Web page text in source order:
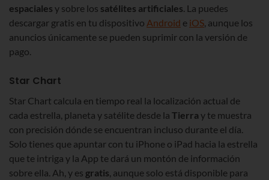
espaciales y sobre los satélites artificiales. La puedes
descargar gratis en tu dispositivo Android e iOS, aunque los
anuncios únicamente se pueden suprimir con la versión de
pago.
Star Chart
Star Chart calcula en tiempo real la localización actual de
cada estrella, planeta y satélite desde la Tierra y te muestra
con precisión dónde se encuentran incluso durante el día.
Solo tienes que apuntar con tu iPhone o iPad hacia la estrella
que te intriga y la App te dará un montón de información
sobre ella. Ah, y es gratis, aunque solo está disponible para